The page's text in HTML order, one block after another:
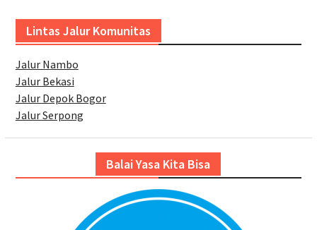
Lintas Jalur Komunitas
Jalur Nambo
Jalur Bekasi
Jalur Depok Bogor
Jalur Serpong
Balai Yasa Kita Bisa